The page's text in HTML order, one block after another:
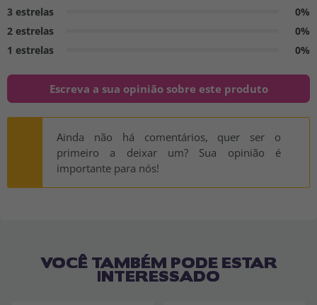
3 estrelas
0%
2 estrelas
0%
1 estrelas
0%
Escreva a sua opinião sobre este produto
Ainda não há comentários, quer ser o
primeiro a deixar um? Sua opinião é
importante para nós!
VOCÊ TAMBÉM PODE ESTAR
INTERESSADO